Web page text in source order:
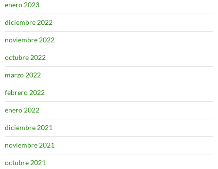
enero 2023
diciembre 2022
noviembre 2022
octubre 2022
marzo 2022
febrero 2022
enero 2022
diciembre 2021
noviembre 2021
octubre 2021